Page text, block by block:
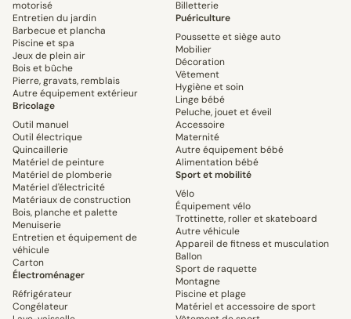
motorisé
Entretien du jardin
Barbecue et plancha
Piscine et spa
Jeux de plein air
Bois et bûche
Pierre, gravats, remblais
Autre équipement extérieur
Bricolage
Outil manuel
Outil électrique
Quincaillerie
Matériel de peinture
Matériel de plomberie
Matériel d'électricité
Matériaux de construction
Bois, planche et palette
Menuiserie
Entretien et équipement de
véhicule
Carton
Électroménager
Réfrigérateur
Congélateur
Billetterie
Puériculture
Poussette et siège auto
Mobilier
Décoration
Vêtement
Hygiène et soin
Linge bébé
Peluche, jouet et éveil
Accessoire
Maternité
Autre équipement bébé
Alimentation bébé
Sport et mobilité
Vélo
Équipement vélo
Trottinette, roller et skateboard
Autre véhicule
Appareil de fitness et musculation
Ballon
Sport de raquette
Montagne
Piscine et plage
Matériel et accessoire de sport